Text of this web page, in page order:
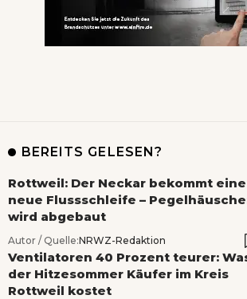
BEREITS GELESEN?
Rottweil: Der Neckar bekommt eine
neue Flussschleife –
wird abgebaut
Autor / Quelle:NRWZ-Redaktion
Ventilatoren 40 Prozent teurer:
der Hitzesommer Käufer im Kreis
Rottweil kostet